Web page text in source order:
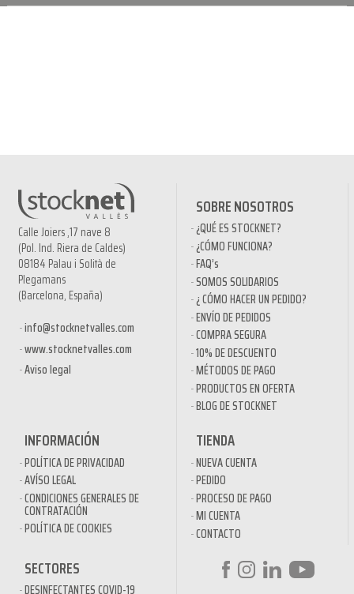
Calle Joiers ,17 nave 8
(Pol. Ind. Riera de Caldes)
08184 Palau i Solità de
Plegamans
(Barcelona, España)
info@stocknetvalles.com
www.stocknetvalles.com
Aviso legal
SOBRE NOSOTROS
¿QUÉ ES STOCKNET?
¿CÓMO FUNCIONA?
FAQ’s
SOMOS SOLIDARIOS
¿ CÓMO HACER UN PEDIDO?
ENVÍO DE PEDIDOS
COMPRA SEGURA
10% DE DESCUENTO
MÉTODOS DE PAGO
PRODUCTOS EN OFERTA
BLOG DE STOCKNET
INFORMACIÓN
POLÍTICA DE PRIVACIDAD
AVÍSO LEGAL
CONDICIONES GENERALES DE
CONTRATACIÓN
POLÍTICA DE COOKIES
TIENDA
NUEVA CUENTA
PEDIDO
PROCESO DE PAGO
MI CUENTA
CONTACTO
SECTORES
DESINFECTANTES COVID-19